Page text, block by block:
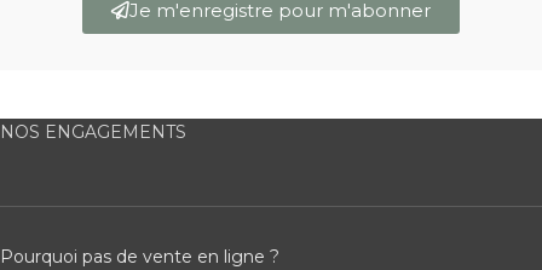
Je m'enregistre pour m'abonner
NOS ENGAGEMENTS
Pourquoi pas de vente en ligne ?